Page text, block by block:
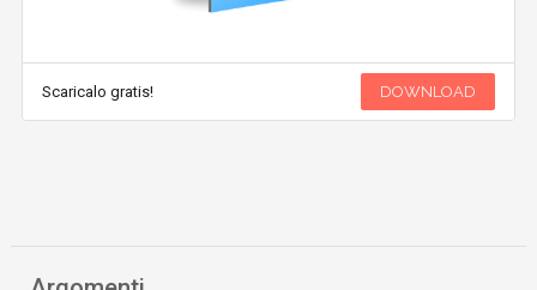
Scaricalo gratis! DOWNLOAD